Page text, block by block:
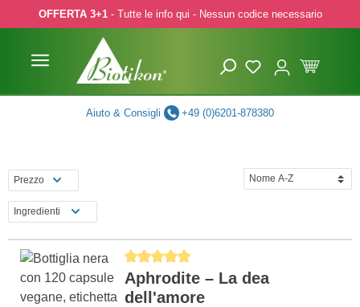
to main content
Skip to search
Skip to main navigation
OFFERTA 3+1- Tutte le info qui - Nessun codice necessario
Aiuto & Consigli +49 (0)6201-878380
Prezzo
Ingredienti
Average rating of 5 out of 5 stars
Aphrodite – La dea
dell'amore